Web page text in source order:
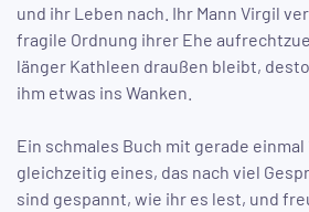
und ihr Leben nach. Ihr Mann Virgil
fragile Ordnung ihrer Ehe
länger Kathleen draußen bleibt,
ihm etwas ins Wanken.
Ein schmales Buch mit gerade einmal
gleichzeitig eines, das nach viel
sind gespannt, wie ihr es lest, und